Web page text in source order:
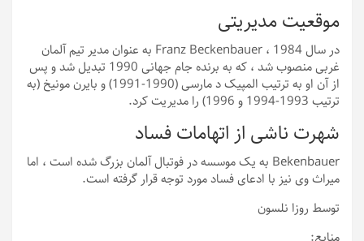
موقعیت مدیریتی
در سال 1984 ، Franz Beckenbauer به عنوان مدیر تیم آلمان
غربی منصوب شد ، که به برنده جام جهانی 1990 تبدیل شد و پس
از آن او به ترتیب المپیک د مارسی (1990-1991) و بایرن مونیخ (به
ترتیب 1993-1994 و 1996) را مدیریت کرد.
شهرت ناشی از اتهامات فساد
Bekenbauer به یک موسسه در فوتبال آلمان بزرگ شده است ، اما
میراث وی نیز با ادعای فساد مورد توجه قرار گرفته است.
توسط روزا نلسون